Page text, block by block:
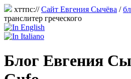
хттпс://Сайт Евгения Сычёва /
транслитер греческого
Блог Евгения